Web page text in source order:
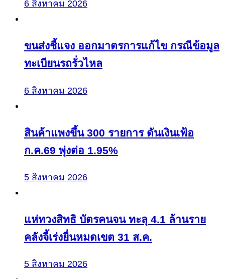
6 สิงหาคม 2026
ขนส่งชี้แจง ออกมาตรการแก้ไข กรณีข้อมูล
ทะเบียนรถรั่วไหล
6 สิงหาคม 2026
สินค้าแพงขึ้น 300 รายการ ดันเงินเฟ้อ
ก.ค.69 พุ่งต่อ 1.95%
5 สิงหาคม 2026
แห่ทวงสิทธิ บัตรคนจน ทะลุ 4.1 ล้านราย
คลังจี้เร่งยื่นหมดเขต 31 ส.ค.
5 สิงหาคม 2026